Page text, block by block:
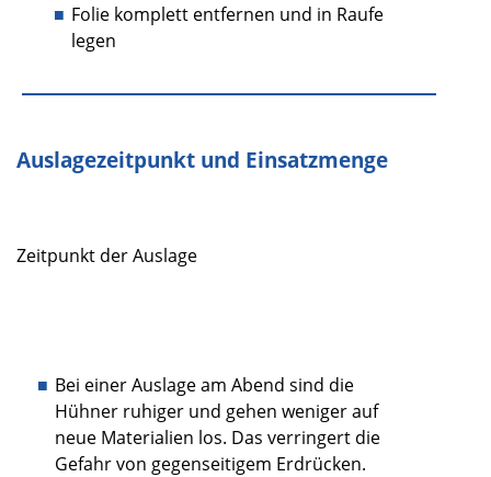
Folie komplett entfernen und in Raufe
legen
Auslagezeitpunkt und Einsatzmenge
Zeitpunkt der Auslage
Bei einer Auslage am Abend sind die
Hühner ruhiger und gehen weniger auf
neue Materialien los. Das verringert die
Gefahr von gegenseitigem Erdrücken.